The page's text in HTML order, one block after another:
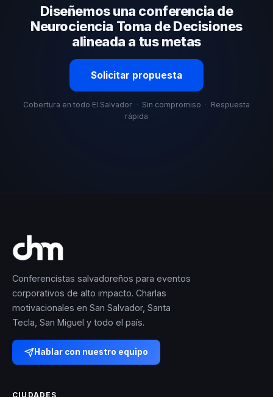
organizacional. En CHM El Salvador te ayudamos con
una selección estratégica basada en estos criterios.
Diseñemos una conferencia de
Neurociencia Toma de Decisiones
alineada a tus metas
Solicitar propuesta
Cobertura en todo El Salvador · Sin compromiso · Respuesta
rápida
Conferencistas salvadoreños para eventos
corporativos de alto impacto. Charlas
motivacionales en San Salvador, Santa
Tecla, San Miguel y todo el país.
Hablar con nuestro equipo
CIUDADES